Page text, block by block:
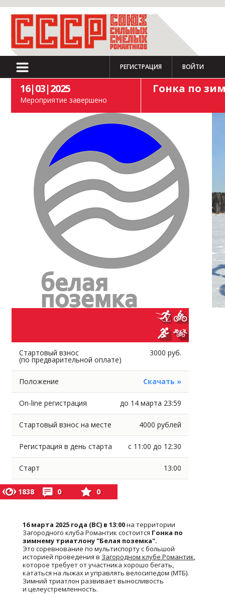
РЕГИСТРАЦИЯ ВОЙТИ
16|03|2025
Мероприятие завершено
Гонка по
Стартовый взнос
(по предварительной оплате)
3000 руб.
Положение Скачать »
On-line регистрация до 14 марта 23:59
Стартовый взнос на месте 4000 рублей
Регистрация в день старта с 11:00 до 12:30
Старт 13:00
1838 0 0
16 марта 2025 года (ВС) в 13:00на территории
Загородного клуба Романтик состоится Гонка по
зимнему триатлону "Белая поземка".
Это соревнование по мультиспорту с большой
историей проведения в Загородном клубе Романтик,
которое требует от участника хорошо бегать,
кататься на лыжах и управлять велосипедом (МТБ).
Зимний триатлон развивает выносливость
и целеустремленность.